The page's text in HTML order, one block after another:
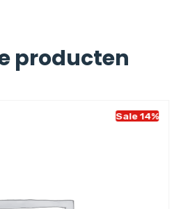
producten
Sale 14%